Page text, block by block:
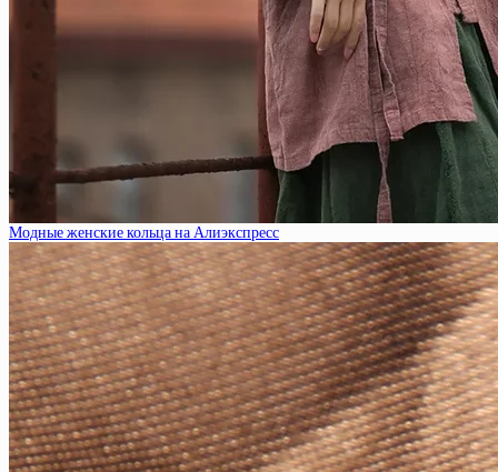
Модные женские кольца на Алиэкспресс